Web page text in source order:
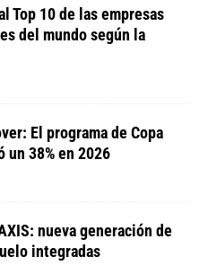
Top 10 de las empresas
del mundo según la
El programa de Copa
38% en 2026
nueva generación de
integradas